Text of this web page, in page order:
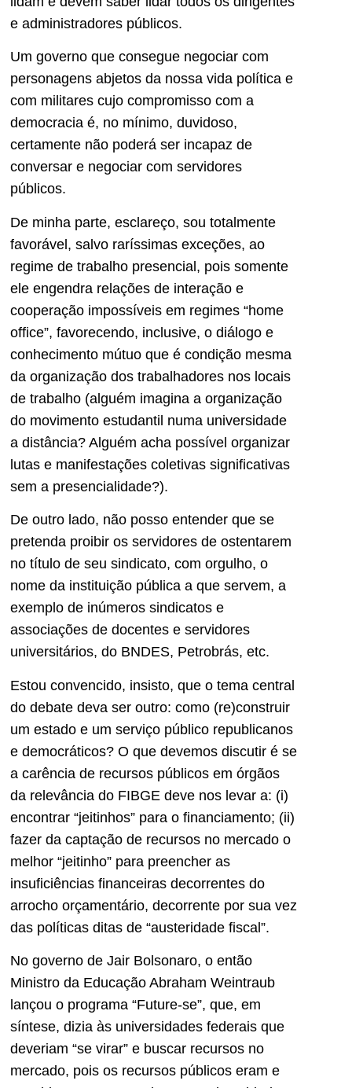
e administradores públicos.
Um governo que consegue negociar com
personagens abjetos da nossa vida política e
com militares cujo compromisso com a
democracia é, no mínimo, duvidoso,
certamente não poderá ser incapaz de
conversar e negociar com servidores
públicos.
De minha parte, esclareço, sou totalmente
favorável, salvo raríssimas exceções, ao
regime de trabalho presencial, pois somente
ele engendra relações de interação e
cooperação impossíveis em regimes “home
office”, favorecendo, inclusive, o diálogo e
conhecimento mútuo que é condição mesma
da organização dos trabalhadores nos locais
de trabalho (alguém imagina a organização
do movimento estudantil numa universidade
a distância? Alguém acha possível organizar
lutas e manifestações coletivas significativas
sem a presencialidade?).
De outro lado, não posso entender que se
pretenda proibir os servidores de ostentarem
no título de seu sindicato, com orgulho, o
nome da instituição pública a que servem, a
exemplo de inúmeros sindicatos e
associações de docentes e servidores
universitários, do BNDES, Petrobrás, etc.
Estou convencido, insisto, que o tema central
do debate deva ser outro: como (re)construir
um estado e um serviço público republicanos
e democráticos? O que devemos discutir é se
a carência de recursos públicos em órgãos
da relevância do FIBGE deve nos levar a: (i)
encontrar “jeitinhos” para o financiamento; (ii)
fazer da captação de recursos no mercado o
melhor “jeitinho” para preencher as
insuficiências financeiras decorrentes do
arrocho orçamentário, decorrente por sua vez
das políticas ditas de “austeridade fiscal”.
No governo de Jair Bolsonaro, o então
Ministro da Educação Abraham Weintraub
lançou o programa “Future-se”, que, em
síntese, dizia às universidades federais que
deveriam “se virar” e buscar recursos no
mercado, pois os recursos públicos eram e